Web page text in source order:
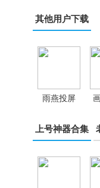
其他用户下载
雨燕投屏
app
上号神器合集